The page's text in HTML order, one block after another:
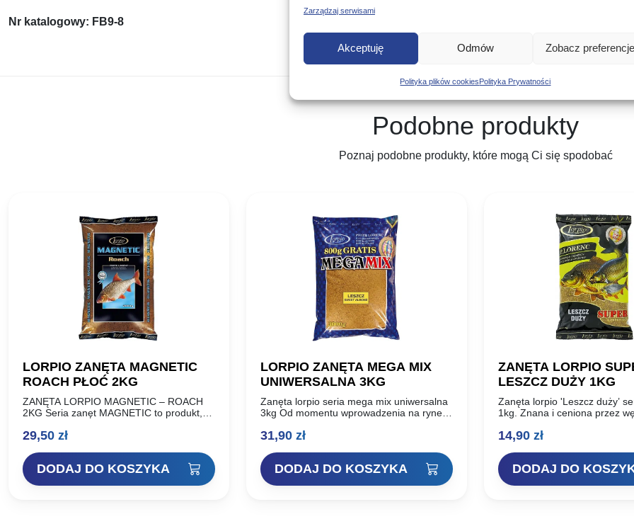
Zarządzaj serwisami
Akceptuję Odmów Zobacz preferencje
Polityka plików cookiesPolityka Prywatności
Nr katalogowy: FB9-8
Podobne produkty
Poznaj podobne produkty, które mogą Ci się spodobać
LORPIO ZANĘTA MAGNETIC
ROACH PŁOĆ 2KG
ZANĘTA LORPIO MAGNETIC – ROACH
2KG Seria zanęt MAGNETIC to produkt,
wprowadzenia do sprzedaży możemy w
29,50 zł
DODAJ DO KOSZYKA
LORPIO ZANĘTA MEGA MIX
UNIWERSALNA 3KG
Zanęta lorpio seria mega mix uniwersalna
3kg Od momentu wprowadzenia na rynek
Ceniona przez wędkarzy za swoją
31,90 zł
DODAJ DO KOSZYKA
ZANĘTA LORPIO
LESZCZ DUŻY 1KG
Zanęta lorpio 'Leszcz duży’
1kg. Znana i ceniona przez
sukcesów klubu LORPIO
14,90 zł
DODAJ DO